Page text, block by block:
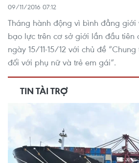
09/11/2016 07:12
Tháng hành động vì bình đẳng giới
bạo lực trên cơ sở giới lần đầu tiên
ngày 15/11-15/12 với chủ đề
đối với phụ nữ và trẻ em gái”.